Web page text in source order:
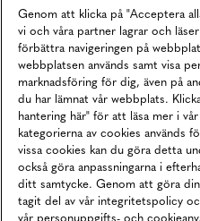
Köpvillkor
Karriär
Vårt Ansvar
Våra Tjänster
Press
Studentrabatt
B2B
Tillgänglighetsredogörelse
Genom att klicka på "Acceptera
vi och våra partner lagrar och
förbättra navigeringen på
webbplatsen används samt visa
marknadsföring för dig, även på
du har lämnat vår webbplats.
hantering här" för att läsa mer i
kategorierna av cookies används
vissa cookies kan du göra detta
också göra anpassningarna i
ditt samtycke. Genom att göra
tagit del av vår integritetspolicy
vår personuppgifts- och